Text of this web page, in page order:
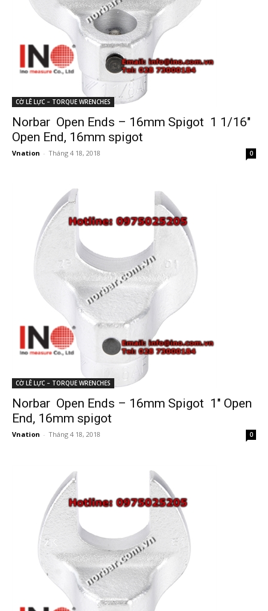
CỜ LÊ LỰC – TORQUE WRENCHES
Norbar Open Ends – 16mm Spigot 1 1/16″
Open End, 16mm spigot
Vnation - Tháng 4 18, 2018 0
CỜ LÊ LỰC – TORQUE WRENCHES
Norbar Open Ends – 16mm Spigot 1″ Open
End, 16mm spigot
Vnation - Tháng 4 18, 2018 0